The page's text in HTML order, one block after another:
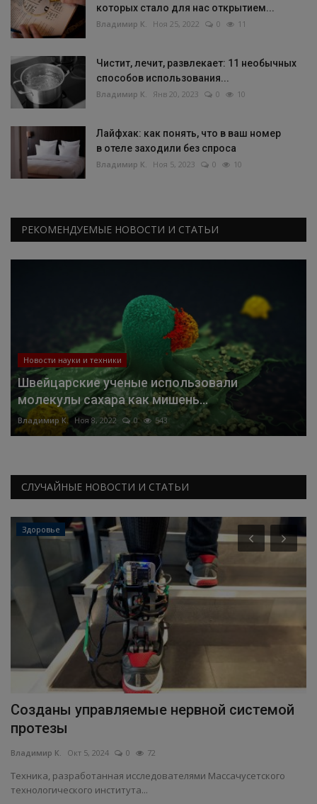
которых стало для нас открытием...
Владимир К. Ноя 25, 2022 0 11
Чистит, лечит, развлекает: 11 необычных
способов использования...
Владимир К. Янв 20, 2023 0 10
Лайфхак: как понять, что в ваш номер
в отеле заходили без спроса
Владимир К. Ноя 5, 2023 0 10
РЕКОМЕНДУЕМЫЕ НОВОСТИ И СТАТЬИ
Новости науки и техники
Швейцарские ученые использовали
молекулы сахара как мишень...
Владимир К. Ноя 8, 2022 0 543
СЛУЧАЙНЫЕ НОВОСТИ И СТАТЬИ
Здоровье
Созданы управляемые нервной системой
протезы
Владимир К. Окт 5, 2024 0 72
Техника, разработанная исследователями Массачусетского
технологического института...